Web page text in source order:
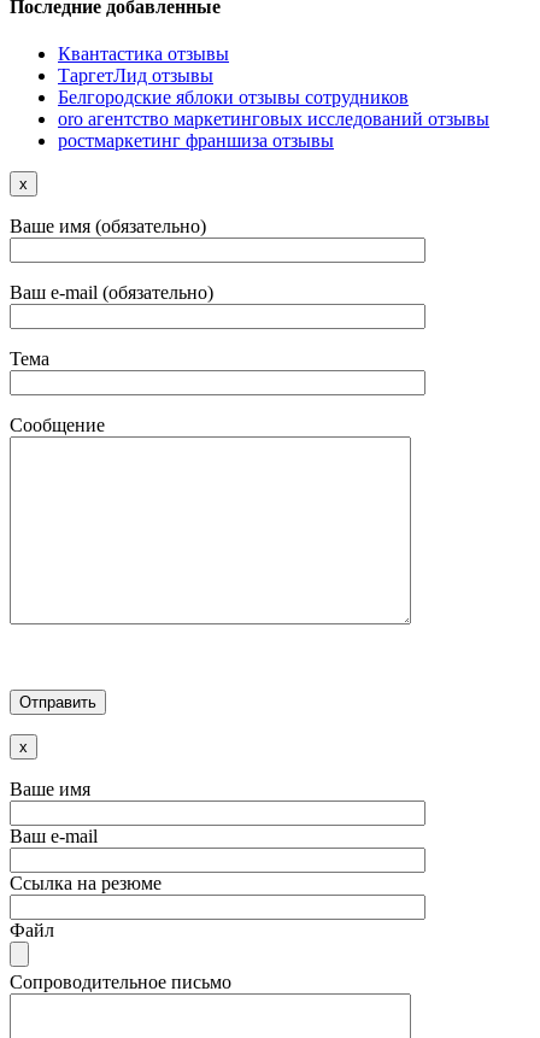
Последние добавленные
Квантастика отзывы
ТаргетЛид отзывы
Белгородские яблоки отзывы сотрудников
oro агентство маркетинговых исследований отзывы
ростмаркетинг франшиза отзывы
x
Ваше имя (обязательно)
Ваш e-mail (обязательно)
Тема
Сообщение
x
Ваше имя
Ваш e-mail
Ссылка на резюме
Файл
Сопроводительное письмо